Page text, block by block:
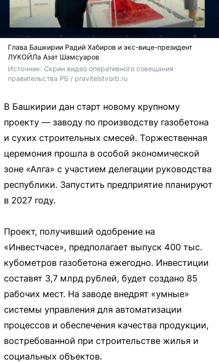
Глава Башкирии Радий Хабиров и экс-вице-президент
ЛУКОЙЛа Азат Шамсуаров
Источник: Скрин видео оперативного совещания
правительства РБ / pravitelstvorb.ru
В Башкирии дан старт новому крупному
проекту — заводу по производству газобетона
и сухих строительных смесей. Торжественная
церемония прошла в особой экономической
зоне «Алга» с участием делегации руководства
республики. Запустить предприятие планируют
в 2027 году.
Проект, получивший одобрение на
«Инвестчасе», предполагает выпуск 400 тыс.
кубометров газобетона ежегодно. Инвестиции
составят 3,7 млрд рублей, будет создано 85
рабочих мест. На заводе внедрят «умные»
системы управления для автоматизации
процессов и обеспечения качества продукции,
востребованной при строительстве жилья и
социальных объектов.